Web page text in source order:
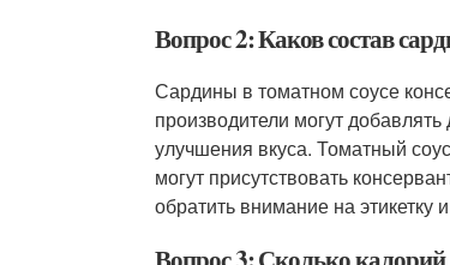
Вопрос 2: Каков состав
Сардины в томатном соусе
производители могут
улучшения вкуса. Томатный
могут присутствовать
обратить внимание на